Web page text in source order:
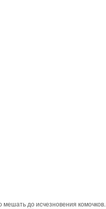
мешать до исчезновения комочков.